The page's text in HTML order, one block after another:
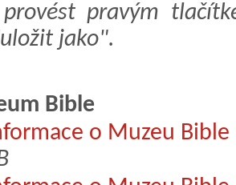
pravým
jako".
Bible
o Muzeu Bible